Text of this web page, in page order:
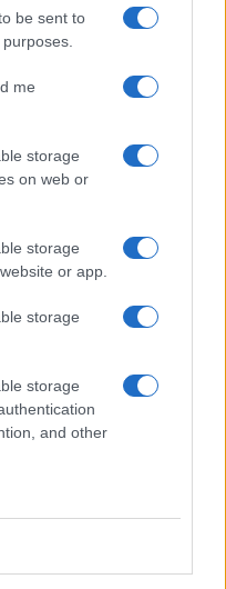
be sent to
me
storage
on web or
storage
or app.
storage
storage
and other